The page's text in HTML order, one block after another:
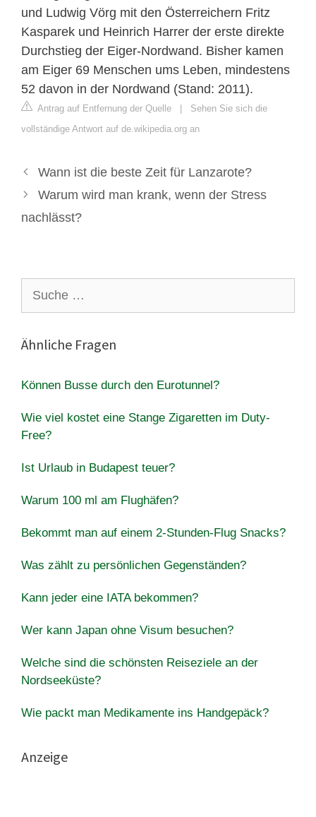
und Ludwig Vörg mit den Österreichern Fritz
Kasparek und Heinrich Harrer der erste direkte
Durchstieg der Eiger-Nordwand. Bisher kamen
am Eiger 69 Menschen ums Leben, mindestens
52 davon in der Nordwand (Stand: 2011).
Antrag auf Entfernung der Quelle | Sehen Sie sich die
vollständige Antwort auf de.wikipedia.org an
Wann ist die beste Zeit für Lanzarote?
Warum wird man krank, wenn der Stress
nachlässt?
nach:
Ähnliche Fragen
Können Busse durch den Eurotunnel?
Wie viel kostet eine Stange Zigaretten im Duty-
Free?
Ist Urlaub in Budapest teuer?
Warum 100 ml am Flughäfen?
Bekommt man auf einem 2-Stunden-Flug Snacks?
Was zählt zu persönlichen Gegenständen?
Kann jeder eine IATA bekommen?
Wer kann Japan ohne Visum besuchen?
Welche sind die schönsten Reiseziele an der
Nordseeküste?
Wie packt man Medikamente ins Handgepäck?
Anzeige